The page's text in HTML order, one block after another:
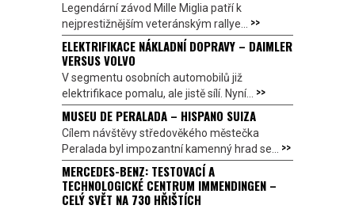
Legendární závod Mille Miglia patří k
nejprestižnějším veteránským rallye... >>
ELEKTRIFIKACE NÁKLADNÍ DOPRAVY – DAIMLER
VERSUS VOLVO
V segmentu osobních automobilů již
elektrifikace pomalu, ale jistě sílí. Nyní... >>
MUSEU DE PERALADA – HISPANO SUIZA
Cílem návštěvy středověkého městečka
Peralada byl impozantní kamenný hrad se... >>
MERCEDES-BENZ: TESTOVACÍ A
TECHNOLOGICKÉ CENTRUM IMMENDINGEN –
CELÝ SVĚT NA 730 HŘIŠTÍCH